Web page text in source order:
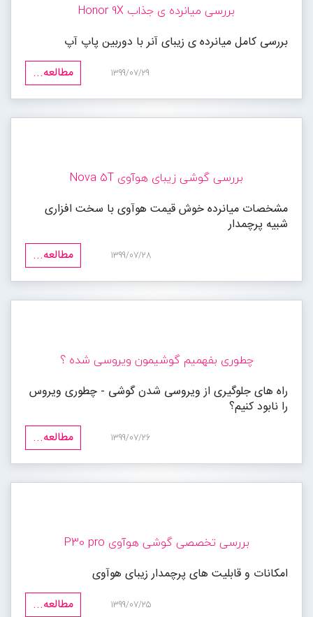
بررسی میانرده ی جذاب Honor 9X
بررسی کامل میانرده ی زیبای آنر با دوربین پاپ آپ
مطالعه...
1399/07/29
بررسی گوشی زیبای هوآوی Nova 5T
مشخصات میانرده خوش قیمت هوآوی با سخت افزاری
شبیه پرچمدار
مطالعه...
1399/07/28
چطوری بفهمیم گوشیمون ویروسی شده ؟
راه های جلوگیری از ویروسی شدن گوشی - چطوری ویروس
را نابود کنیم؟
مطالعه...
1399/07/26
بررسی تخصصی گوشی هوآوی P30 pro
امکانات و قابلیت های پرچمدار زیبای هوآوی
مطالعه...
1399/07/25